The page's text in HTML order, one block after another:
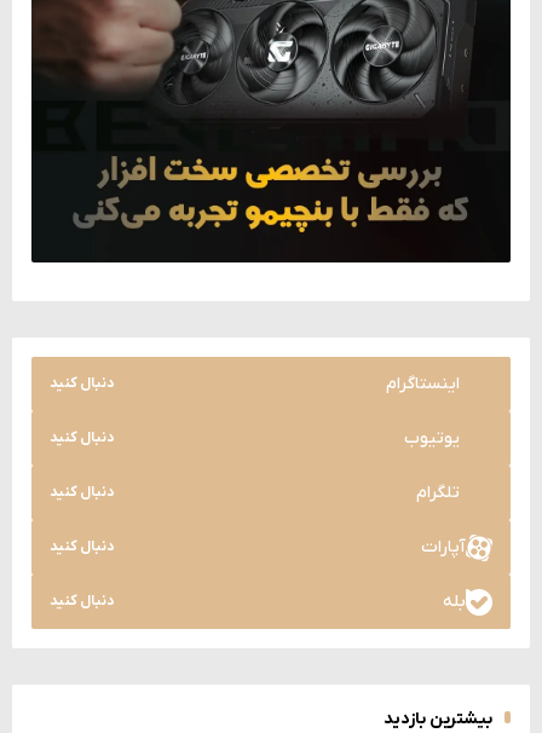
اینستاگرام دنبال کنید
یوتیوب دنبال کنید
تلگرام دنبال کنید
آپارات دنبال کنید
بله دنبال کنید
بیشترین بازدید